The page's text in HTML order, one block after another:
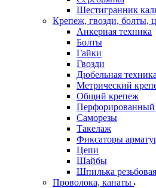
Шестигранник
Крепеж, гвозди, болты,
Анкерная техника
Болты
Гайки
Гвозди
Дюбельная техника
Метрический
Общий крепеж
Перфорированный
Саморезы
Такелаж
Фиксаторы
Цепи
Шайбы
Шпилька
Проволока, канаты